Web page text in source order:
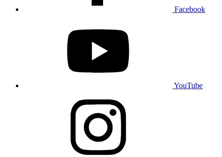
Facebook
YouTube